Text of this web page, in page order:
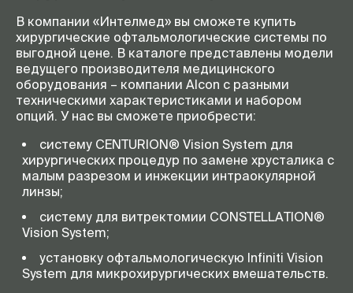
В компании «Интелмед» вы сможете купить
хирургические офтальмологические системы по
выгодной цене. В каталоге представлены модели
ведущего производителя медицинского
оборудования – компании Alcon с разными
техническими характеристиками и набором
опций. У нас вы сможете приобрести:
систему CENTURION® Vision System для
хирургических процедур по замене хрусталика с
малым разрезом и инжекции интраокулярной
линзы;
систему для витректомии CONSTELLATION®
Vision System;
установку офтальмологическую Infiniti Vision
System для микрохирургических вмешательств.